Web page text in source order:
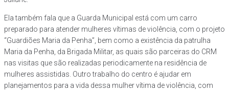
Ela também fala que a Guarda Municipal está com um carro
preparado para atender mulheres vítimas de violência, com o projeto
“Guardiões Maria da Penha”, bem como a existência da patrulha
Maria da Penha, da Brigada Militar, as quais são parceiras do CRM
nas visitas que são realizadas periodicamente na residência de
mulheres assistidas. Outro trabalho do centro é ajudar em
planejamentos para a vida dessa mulher vítima de violência, com